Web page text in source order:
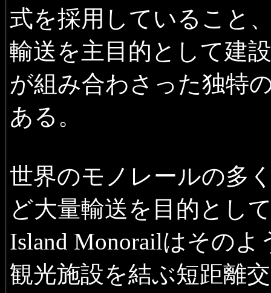
式を採用していること
輸送を主目的として建
が組み合わさった独特
ある。
世界のモノレールの多
ど大量輸送を目的とし
Island Monorailはその
観光施設を結ぶ短距離